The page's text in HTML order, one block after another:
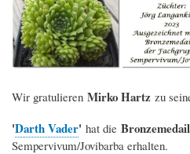
Wir gratulieren Mirko Hartz zu
'Darth Vader' hat die
Sempervivum/Jovibarba erhalten.